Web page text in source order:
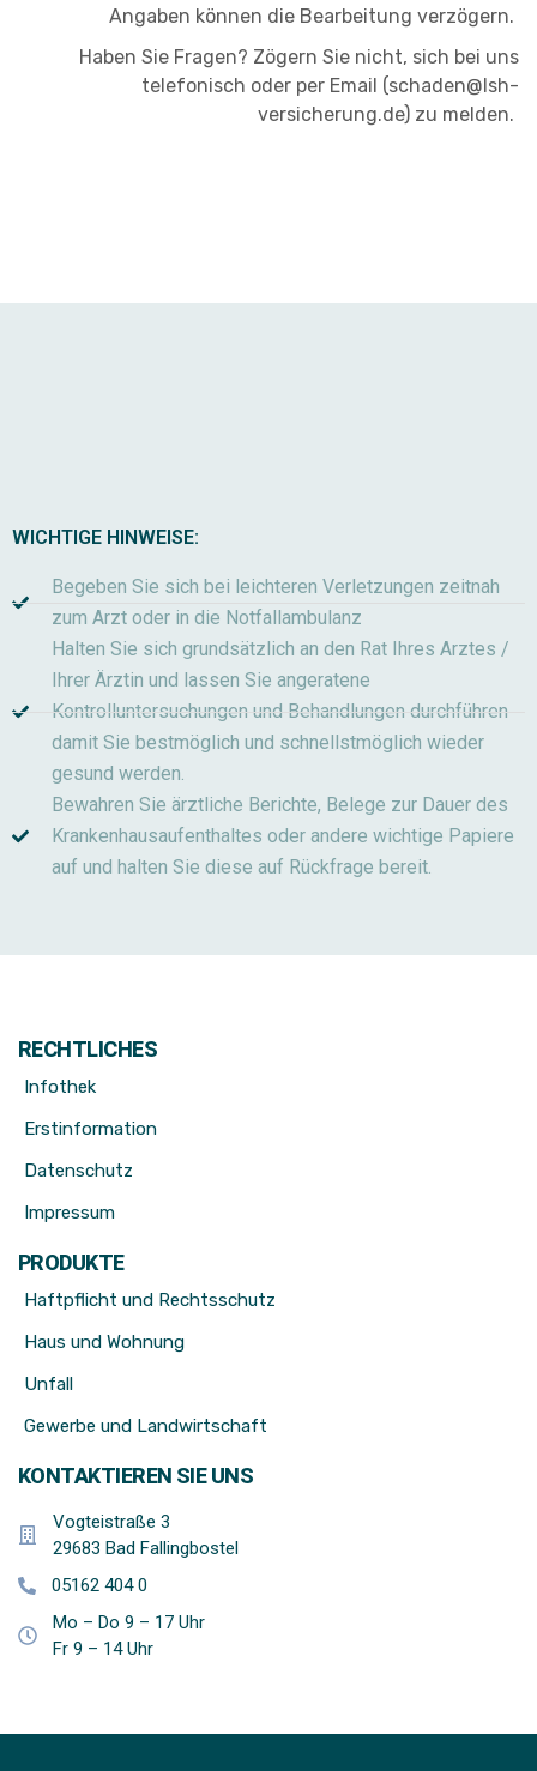
Angaben können die Bearbeitung verzögern.
Haben Sie Fragen? Zögern Sie nicht, sich bei uns
telefonisch oder per Email (schaden@lsh-
versicherung.de) zu melden.
WICHTIGE HINWEISE:
Begeben Sie sich bei leichteren Verletzungen zeitnah
zum Arzt oder in die Notfallambulanz
Halten Sie sich grundsätzlich an den Rat Ihres Arztes /
Ihrer Ärztin und lassen Sie angeratene
Kontrolluntersuchungen und Behandlungen durchführen
damit Sie bestmöglich und schnellstmöglich wieder
gesund werden.
Bewahren Sie ärztliche Berichte, Belege zur Dauer des
Krankenhausaufenthaltes oder andere wichtige Papiere
auf und halten Sie diese auf Rückfrage bereit.
RECHTLICHES
Infothek
Erstinformation
Datenschutz
Impressum
PRODUKTE
Haftpflicht und Rechtsschutz
Haus und Wohnung
Unfall
Gewerbe und Landwirtschaft
KONTAKTIEREN SIE UNS
Vogteistraße 3
29683 Bad Fallingbostel
05162 404 0
Mo – Do 9 – 17 Uhr
Fr 9 – 14 Uhr